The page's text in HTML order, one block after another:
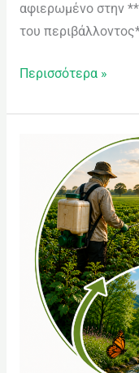
αφιερωμένο στην
του
Περισσότερα »
μέρος